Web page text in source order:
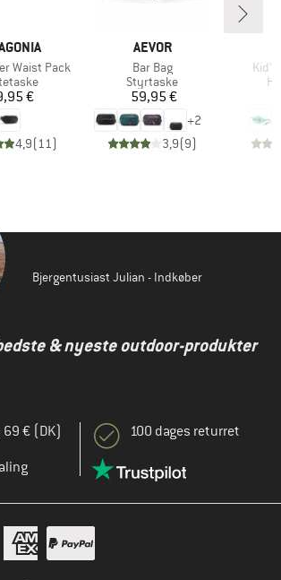
Waist Pack
Pris€
4,9(11)
MÆRKE
AEVOR
Artikel
Bar Bag
Produktgruppe
Styrtaske
Pris
59,95 €
+2
3,9(9)
Bjergentusiast Julian - Indkøber
& nyeste outdoor-produkter
€ (DK)
100 dages returret